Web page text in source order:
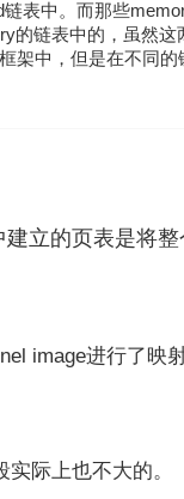
表中。而那些
的链表中的，虽然
架中，但是在不同
立的页表是将
image进行了映
际上也不大的。